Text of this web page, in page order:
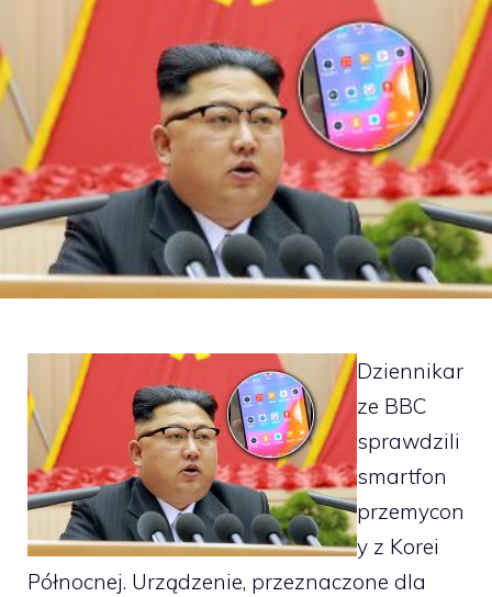
Dziennikar
ze BBC
sprawdzili
smartfon
przemycon
y z Korei
Północnej. Urządzenie, przeznaczone dla